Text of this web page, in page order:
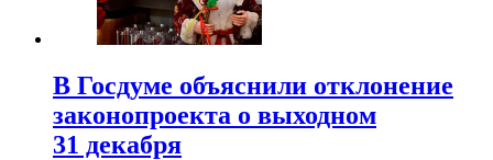
В Госдуме объяснили отклонение
законопроекта о выходном
31 декабря